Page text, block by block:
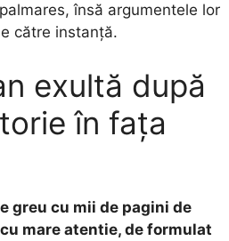
însă argumentele lor
către instanță.
exultă după
în fața
greu cu mii de pagini de
mare atentie, de formulat